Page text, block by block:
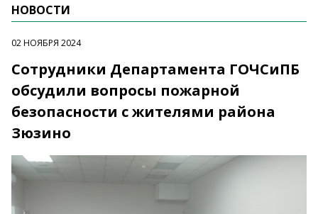
НОВОСТИ
02 НОЯБРЯ 2024
Сотрудники Департамента ГОЧСиПБ
обсудили вопросы пожарной
безопасности с жителями района
Зюзино